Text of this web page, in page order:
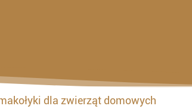
dla zwierząt domowych